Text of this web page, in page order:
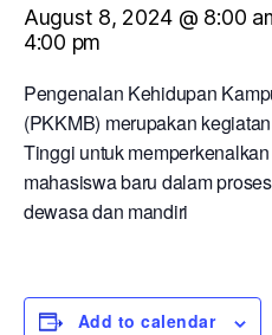
August 8, 2024 @ 8:00
4:00 pm
Pengenalan Kehidupan
(PKKMB) merupakan
Tinggi untuk
mahasiswa baru dalam
dewasa dan mandiri
Add to calendar